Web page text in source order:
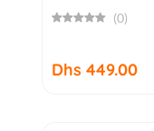
(0)
Dhs 449.00